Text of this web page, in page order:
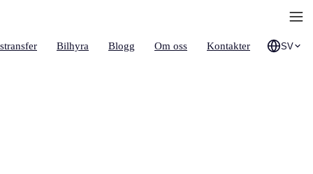
Bilhyra Blogg Om oss Kontakter SV